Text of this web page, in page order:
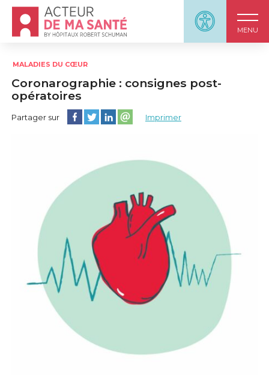
Panneau
MENU
Accueil - Acteur de ma santé, by HôpitauxRobert
MALADIES DU CŒUR
Coronarographie : consignes post-
opératoires
Partager sur Partager cette page sur Facebook
Partager cette page sur Twitter
Partager cette page sur LinkedIn
Partager cette page sur email
Imprimer